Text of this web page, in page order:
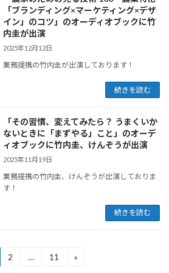
「ブランディング×マーケティング×デザ
イン」のコツ」のオーディオブックに竹
内圭が出演
2025年12月12日
業務提携の竹内圭が出演しております！
続きを読む
「その習慣、変えてみたら？ うまくいか
ないときに「まずやる」こと」のオーデ
ィオブックに竹内圭、けんぞうが出演
2025年11月19日
業務提携の竹内圭、けんぞうが出演しておりま
す！
続きを読む
固
2 …
固
11 »